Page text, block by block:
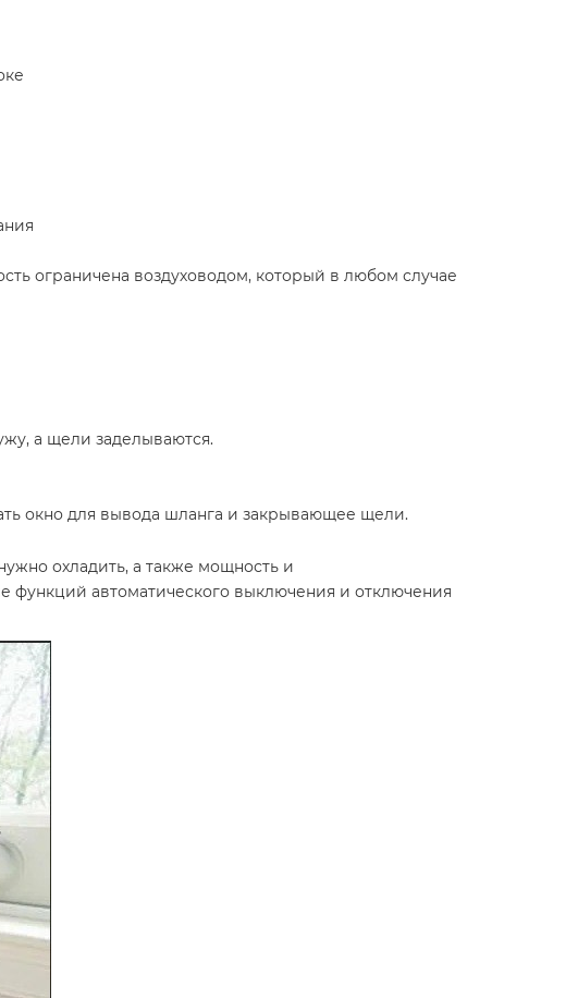
ограничена воздуховодом, который в любом случае
а щели заделываются.
окно для вывода шланга и закрывающее щели.
охладить, а также мощность и
функций автоматического выключения и отключения